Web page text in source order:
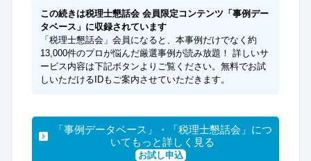
この続きは税理士懇話会 会員限定コンテンツ「事例デー
タベース」に収録されています
「税理士懇話会」会員になると、本事例だけでなく約
13,000件のプロが悩んだ厳選事例が読み放題！ 詳しいサ
ービス内容は下記ボタンよりご覧ください。無料でお試
しいただけるIDもご案内させていただきます。
「事例データベース」・「税理士懇話会」につ
いてもっと詳しく見る
お試し申込